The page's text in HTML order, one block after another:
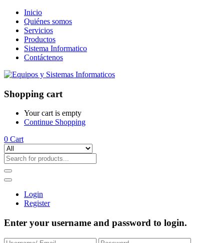
Inicio
Quiénes somos
Servicios
Productos
Sistema Informatico
Contáctenos
Shopping cart
Your cart is empty
Continue Shopping
0 Cart
Login
Register
Enter your username and password to login.